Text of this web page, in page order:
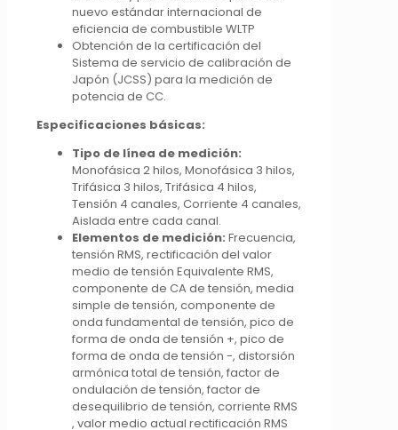
nuevo estándar internacional de
eficiencia de combustible WLTP
Obtención de la certificación del
Sistema de servicio de calibración de
Japón (JCSS) para la medición de
potencia de CC.
Especificaciones básicas:
Tipo de línea de medición:
Monofásica 2 hilos, Monofásica 3 hilos,
Trifásica 3 hilos, Trifásica 4 hilos,
Tensión 4 canales, Corriente 4 canales,
Aislada entre cada canal.
Elementos de medición: Frecuencia,
tensión RMS, rectificación del valor
medio de tensión Equivalente RMS,
componente de CA de tensión, media
simple de tensión, componente de
onda fundamental de tensión, pico de
forma de onda de tensión +, pico de
forma de onda de tensión -, distorsión
armónica total de tensión, factor de
ondulación de tensión, factor de
desequilibrio de tensión, corriente RMS
, valor medio actual rectificación RMS